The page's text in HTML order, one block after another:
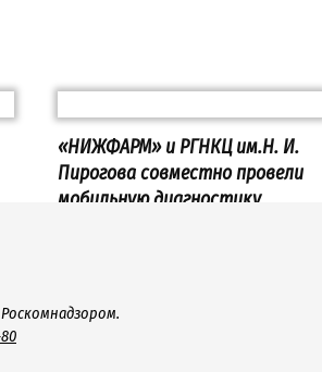
«НИЖФАРМ» и РГНКЦ им.Н. И.
Пирогова совместно провели
мобильную диагностику